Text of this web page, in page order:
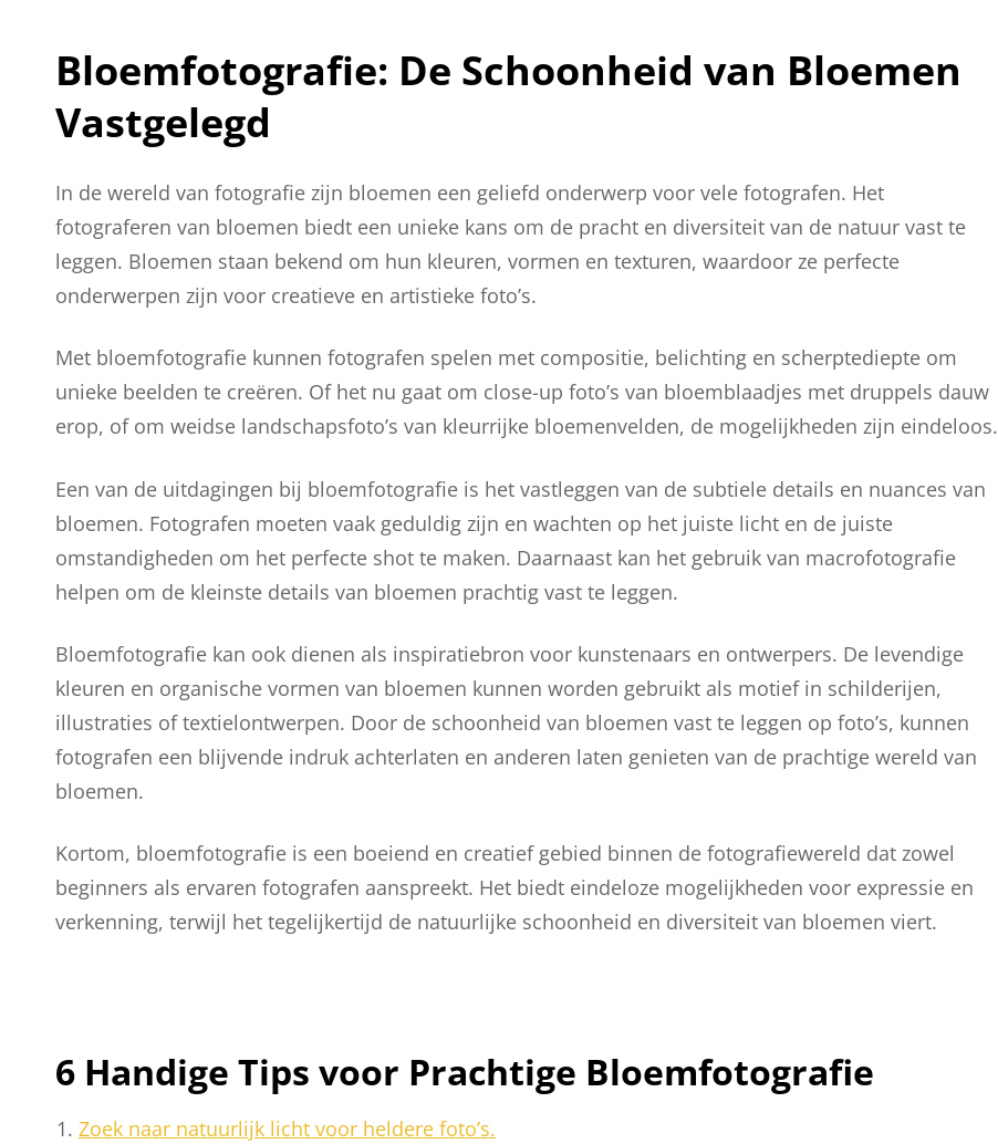
Bloemfotografie: De Schoonheid van Bloemen
Vastgelegd
In de wereld van fotografie zijn bloemen een geliefd onderwerp voor vele fotografen. Het
fotograferen van bloemen biedt een unieke kans om de pracht en diversiteit van de natuur vast te
leggen. Bloemen staan bekend om hun kleuren, vormen en texturen, waardoor ze perfecte
onderwerpen zijn voor creatieve en artistieke foto’s.
Met bloemfotografie kunnen fotografen spelen met compositie, belichting en scherptediepte om
unieke beelden te creëren. Of het nu gaat om close-up foto’s van bloemblaadjes met druppels dauw
erop, of om weidse landschapsfoto’s van kleurrijke bloemenvelden, de mogelijkheden zijn eindeloos.
Een van de uitdagingen bij bloemfotografie is het vastleggen van de subtiele details en nuances van
bloemen. Fotografen moeten vaak geduldig zijn en wachten op het juiste licht en de juiste
omstandigheden om het perfecte shot te maken. Daarnaast kan het gebruik van macrofotografie
helpen om de kleinste details van bloemen prachtig vast te leggen.
Bloemfotografie kan ook dienen als inspiratiebron voor kunstenaars en ontwerpers. De levendige
kleuren en organische vormen van bloemen kunnen worden gebruikt als motief in schilderijen,
illustraties of textielontwerpen. Door de schoonheid van bloemen vast te leggen op foto’s, kunnen
fotografen een blijvende indruk achterlaten en anderen laten genieten van de prachtige wereld van
bloemen.
Kortom, bloemfotografie is een boeiend en creatief gebied binnen de fotografiewereld dat zowel
beginners als ervaren fotografen aanspreekt. Het biedt eindeloze mogelijkheden voor expressie en
verkenning, terwijl het tegelijkertijd de natuurlijke schoonheid en diversiteit van bloemen viert.
6 Handige Tips voor Prachtige Bloemfotografie
Zoek naar natuurlijk licht voor heldere foto’s.